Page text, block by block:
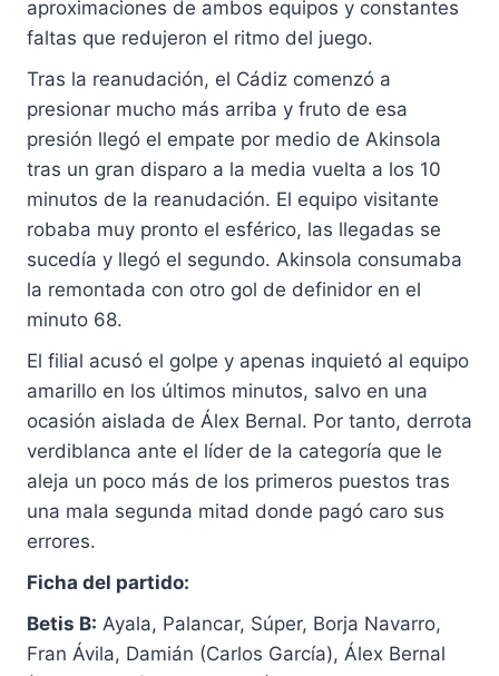
aproximaciones de ambos equipos y constantes
faltas que redujeron el ritmo del juego.
Tras la reanudación, el Cádiz comenzó a
presionar mucho más arriba y fruto de esa
presión llegó el empate por medio de Akinsola
tras un gran disparo a la media vuelta a los 10
minutos de la reanudación. El equipo visitante
robaba muy pronto el esférico, las llegadas se
sucedía y llegó el segundo. Akinsola consumaba
la remontada con otro gol de definidor en el
minuto 68.
El filial acusó el golpe y apenas inquietó al equipo
amarillo en los últimos minutos, salvo en una
ocasión aislada de Álex Bernal. Por tanto, derrota
verdiblanca ante el líder de la categoría que le
aleja un poco más de los primeros puestos tras
una mala segunda mitad donde pagó caro sus
errores.
Ficha del partido:
Betis B: Ayala, Palancar, Súper, Borja Navarro,
Fran Ávila, Damián (Carlos García), Álex Bernal